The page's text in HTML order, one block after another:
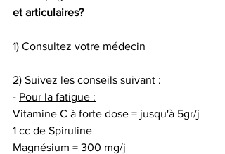
et articulaires?
1) Consultez votre médecin
2) Suivez les conseils suivant :
- Pour la fatigue :
Vitamine C à forte dose = jusqu'à 5gr/j
1 cc de Spiruline
Magnésium = 300 mg/j